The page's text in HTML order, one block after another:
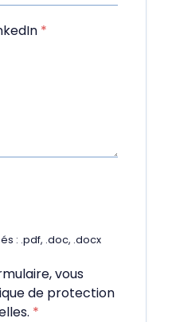
*
: .pdf, .doc, .docx
vous
de protection
*